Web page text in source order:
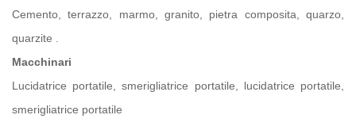
Cemento, terrazzo, marmo, granito, pietra composita, quarzo,
quarzite
Macchinari
Lucidatrice portatile, smerigliatrice portatile, lucidatrice portatile,
smerigliatrice portatile